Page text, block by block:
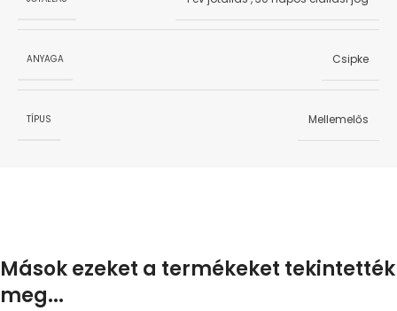
ANYAGA Csipke
TÍPUS Mellemelős
Mások ezeket a termékeket tekintették
meg...